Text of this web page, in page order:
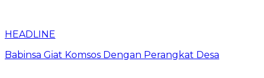
HEADLINE
Babinsa Giat Komsos Dengan Perangkat Desa